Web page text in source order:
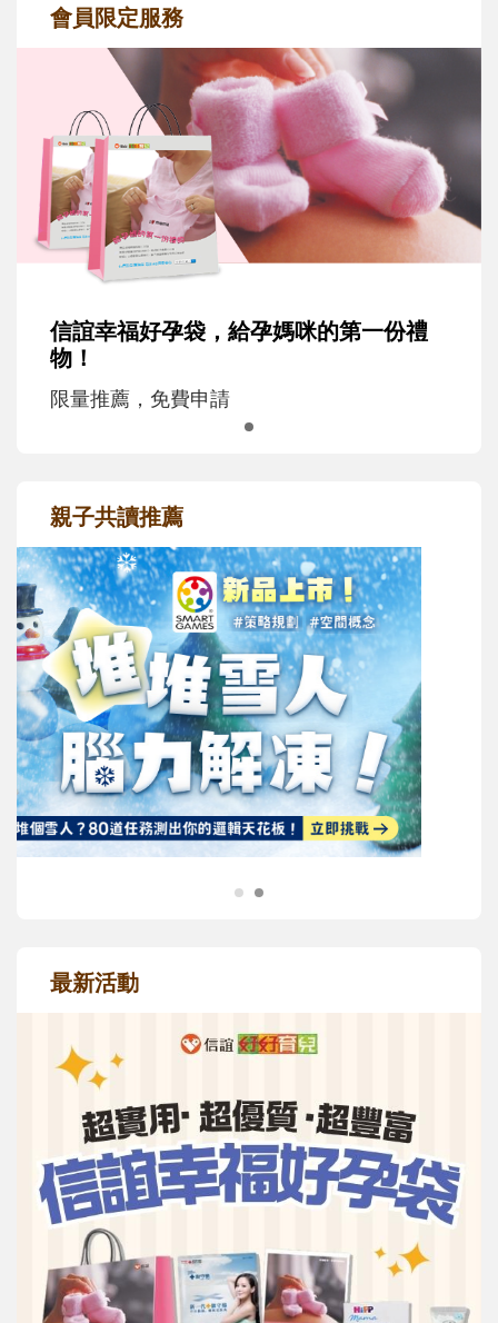
會員限定服務
信誼幸福好孕袋，給孕媽咪的第一份禮
物！
限量推薦，免費申請
親子共讀推薦
最新活動